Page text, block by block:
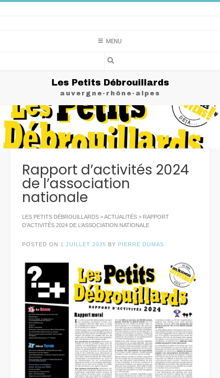
MENU
Les Petits Débrouillards
auvergne-rhône-alpes
Rapport d’activités 2024
de l’association
nationale
LES PETITS DÉBROUILLARDS >ACTUALITÉS > RAPPORT
D’ACTIVITÉS 2024 DE L’ASSOCIATION NATIONALE
POSTED ON 1 JUILLET 2025 BY PIERRE DUMAS